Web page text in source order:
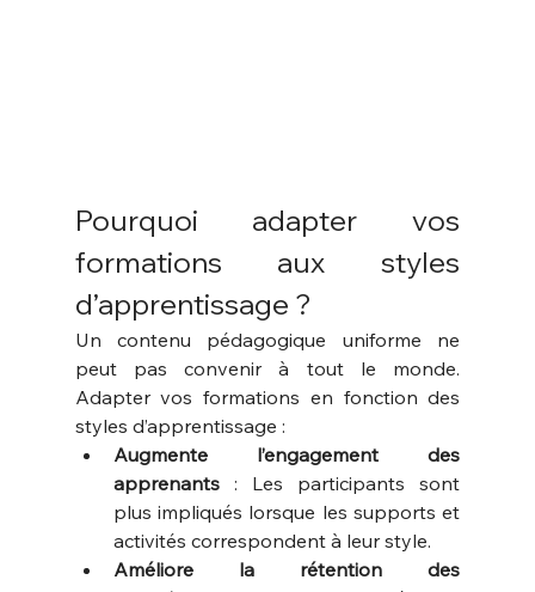
Pourquoi adapter vos
formations aux styles
d’apprentissage ?
Un contenu pédagogique uniforme ne
peut pas convenir à tout le monde.
Adapter vos formations en fonction des
styles d’apprentissage :
Augmente l’engagement des
apprenants : Les participants sont
plus impliqués lorsque les supports et
activités correspondent à leur style.
Améliore la rétention des